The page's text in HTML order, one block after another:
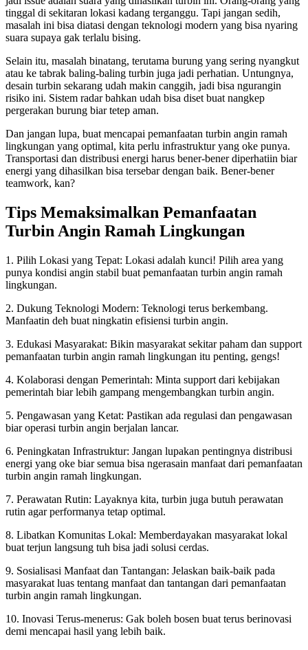
tinggal di sekitaran lokasi kadang terganggu. Tapi jangan sedih,
masalah ini bisa diatasi dengan teknologi modern yang bisa nyaring
suara supaya gak terlalu bising.
Selain itu, masalah binatang, terutama burung yang sering nyangkut
atau ke tabrak baling-baling turbin juga jadi perhatian. Untungnya,
desain turbin sekarang udah makin canggih, jadi bisa ngurangin
risiko ini. Sistem radar bahkan udah bisa diset buat nangkep
pergerakan burung biar tetep aman.
Dan jangan lupa, buat mencapai pemanfaatan turbin angin ramah
lingkungan yang optimal, kita perlu infrastruktur yang oke punya.
Transportasi dan distribusi energi harus bener-bener diperhatiin biar
energi yang dihasilkan bisa tersebar dengan baik. Bener-bener
teamwork, kan?
Tips Memaksimalkan Pemanfaatan
Turbin Angin Ramah Lingkungan
1. Pilih Lokasi yang Tepat: Lokasi adalah kunci! Pilih area yang
punya kondisi angin stabil buat pemanfaatan turbin angin ramah
lingkungan.
2. Dukung Teknologi Modern: Teknologi terus berkembang.
Manfaatin deh buat ningkatin efisiensi turbin angin.
3. Edukasi Masyarakat: Bikin masyarakat sekitar paham dan support
pemanfaatan turbin angin ramah lingkungan itu penting, gengs!
4. Kolaborasi dengan Pemerintah: Minta support dari kebijakan
pemerintah biar lebih gampang mengembangkan turbin angin.
5. Pengawasan yang Ketat: Pastikan ada regulasi dan pengawasan
biar operasi turbin angin berjalan lancar.
6. Peningkatan Infrastruktur: Jangan lupakan pentingnya distribusi
energi yang oke biar semua bisa ngerasain manfaat dari pemanfaatan
turbin angin ramah lingkungan.
7. Perawatan Rutin: Layaknya kita, turbin juga butuh perawatan
rutin agar performanya tetap optimal.
8. Libatkan Komunitas Lokal: Memberdayakan masyarakat lokal
buat terjun langsung tuh bisa jadi solusi cerdas.
9. Sosialisasi Manfaat dan Tantangan: Jelaskan baik-baik pada
masyarakat luas tentang manfaat dan tantangan dari pemanfaatan
turbin angin ramah lingkungan.
10. Inovasi Terus-menerus: Gak boleh bosen buat terus berinovasi
demi mencapai hasil yang lebih baik.